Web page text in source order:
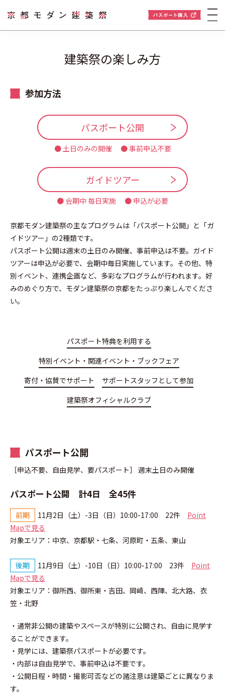
建築祭の楽しみ方
参加方法
パスポート公開
● 土日のみの開催 ● 事前申込不要
ガイドツアー
● 会期中 毎日実施 ● 申込が必要
京都モダン建築祭の主なプログラムは「パスポート公開」と「ガ
イドツアー」の2種類です。
パスポート公開は週末の土日のみ開催、事前申込は不要。ガイド
ツアーは申込が必要で、会期中毎日実施しています。その他、特
別イベント、連携企画など、多彩なプログラムが行われます。好
みのめぐり方で、モダン建築祭の京都をたっぷり楽しんでくださ
い。
パスポート特典を利用する
特別イベント・関連イベント・ブックフェア
寄付・協賛でサポート
サポートスタッフとして参加
建築祭オフィシャルクラブ
パスポート公開
［申込不要、自由見学、要パスポート］ 週末土日のみ開催
パスポート公開 計4日 全45件
前期 11月2日（土）-3日（日）10:00-17:00 22件 Point
Mapで見る
対象エリア：中京、京都駅・七条、河原町・五条、東山
後期 11月9日（土）-10日（日）10:00-17:00 23件 Point
Mapで見る
対象エリア：御所西、御所東・吉田、岡崎、西陣、北大路、衣
笠・北野
・通常非公開の建築やスペースが特別に公開され、自由に見学す
ることができます。
・見学には、建築祭パスポートが必要です。
・内部は自由見学で、事前申込は不要です。
・公開日程・時間・撮影可否などの諸注意は建築ごとに異なりま
す。